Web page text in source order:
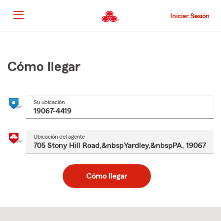
al
contenido
principal
Iniciar Sesión
principal
Cómo llegar
Su ubicación
Ubicación del agente
Cómo llegar
to